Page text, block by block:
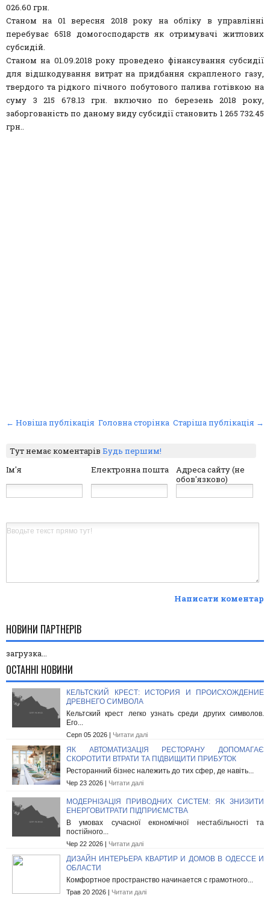
026.60 грн.
Станом на 01 вересня 2018 року на обліку в управлінні
перебуває 6518 домогосподарств як отримувачі житлових
субсидій.
Станом на 01.09.2018 року проведено фінансування субсидії
для відшкодування витрат на придбання скрапленого газу,
твердого та рідкого пічного побутового палива готівкою на
суму 3 215 678.13 грн. включно по березень 2018 року,
заборгованість по даному виду субсидії становить 1 265 732.45
грн..
← Новіша публікація Старіша публікація →
Головна сторінка
Тут немає коментарівБудь першим!
Ім'я
Електронна пошта
Адреса сайту (не
обов'язково)
Написати коментар
НОВИНИ ПАРТНЕРІВ
загрузка...
ОСТАННІ НОВИНИ
КЕЛЬТСКИЙ КРЕСТ: ИСТОРИЯ И ПРОИСХОЖДЕНИЕ
ДРЕВНЕГО СИМВОЛА
Кельтский крест легко узнать среди других символов.
Его...
Серп 05 2026 | Читати далі
ЯК АВТОМАТИЗАЦІЯ РЕСТОРАНУ ДОПОМАГАЄ
СКОРОТИТИ ВТРАТИ ТА ПІДВИЩИТИ ПРИБУТОК
Ресторанний бізнес належить до тих сфер, де навіть...
Чер 23 2026 | Читати далі
МОДЕРНІЗАЦІЯ ПРИВОДНИХ СИСТЕМ: ЯК ЗНИЗИТИ
ЕНЕРГОВИТРАТИ ПІДПРИЄМСТВА
В умовах сучасної економічної нестабільності та
постійного...
Чер 22 2026 | Читати далі
ДИЗАЙН ИНТЕРЬЕРА КВАРТИР И ДОМОВ В ОДЕССЕ И
ОБЛАСТИ
Комфортное пространство начинается с грамотного...
Трав 20 2026 | Читати далі